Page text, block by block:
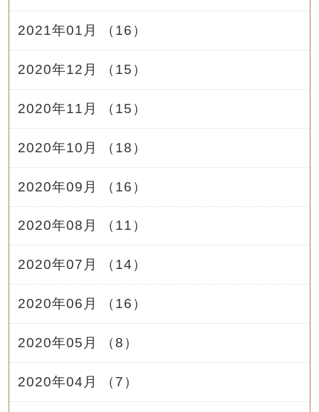
2021年01月 （16）
2020年12月 （15）
2020年11月 （15）
2020年10月 （18）
2020年09月 （16）
2020年08月 （11）
2020年07月 （14）
2020年06月 （16）
2020年05月 （8）
2020年04月 （7）